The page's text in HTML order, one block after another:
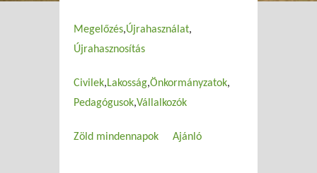
Megelőzés Újrahasználat
Újrahasznosítás
Civilek Lakosság Önkormányzatok
Pedagógusok Vállalkozók
Zöld mindennapok Ajánló